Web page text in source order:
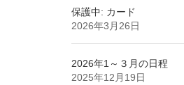
保護中: カード
2026年3月26日
2026年1～３月の日程
2025年12月19日